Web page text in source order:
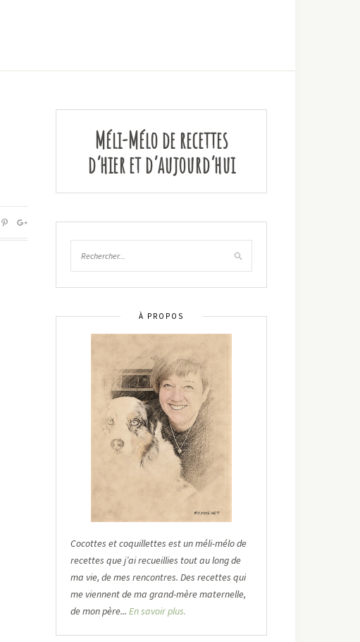
Méli-Mélo de recettes
d’hier et d’aujourd’hui
À PROPOS
Cocottes et coquillettes est un méli-mélo de
recettes que j’ai recueillies tout au long de
ma vie, de mes rencontres. Des recettes qui
me viennent de ma grand-mère maternelle,
de mon père... En savoir plus.